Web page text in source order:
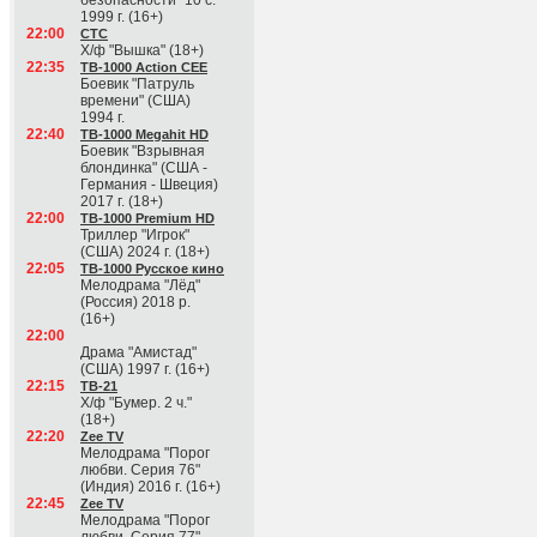
1999 г. (16+)
22:00
СТС
Х/ф "Вышка" (18+)
22:35
ТВ-1000 Action CEE
Боевик "Патруль
времени" (США)
1994 г.
22:40
ТВ-1000 Megahit HD
Боевик "Взрывная
блондинка" (США -
Германия - Швеция)
2017 г. (18+)
22:00
ТВ-1000 Premium HD
Триллер "Игрок"
(США) 2024 г. (18+)
22:05
ТВ-1000 Русское кино
Мелодрама "Лёд"
(Россия) 2018 р.
(16+)
22:00
Драма "Амистад"
(США) 1997 г. (16+)
22:15
ТВ-21
Х/ф "Бумер. 2 ч."
(18+)
22:20
Zee TV
Мелодрама "Порог
любви. Серия 76"
(Индия) 2016 г. (16+)
22:45
Zee TV
Мелодрама "Порог